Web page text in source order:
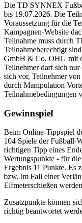
Die TD SYNNEX
bis 19.07.2026. Die
Voraussetzung für die
Kampagnen-Website
Teilnahme muss durch
Teilnahmeberechtigt
GmbH & Co. OHG mit
Teilnehmer darf sich
sich vor, Teilnehmer
durch Manipulation
Teilnahmebedingungen
Gewinnspiel
Beim Online-Tippspiel
104 Spiele der Fußball-
richtigen Tipp eines
Wertungspunkte - für
Ergebnis 11 Punkte. Es
bzw. im Fall einer
Elfmeterschießen
Zusatzpunkte können
richtig beantwortet